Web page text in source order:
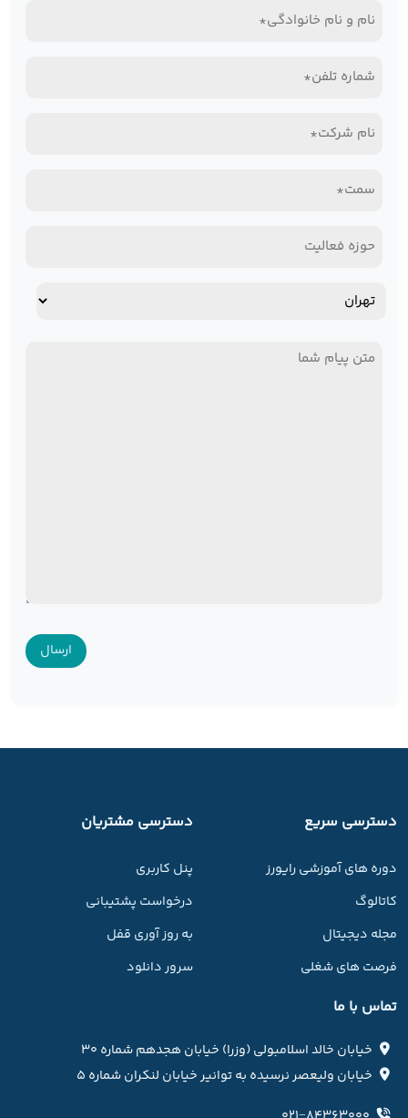
نام
نام
(Required)
تلفن
(Required)نام
(Required)سمت*
حوزه
آدرس
پیام
دسترسی سریع
دوره های آموزشی رایورز
کاتالوگ
مجله دیجیتال
فرصت های شغلی
دسترسی مشتریان
پنل کاربری
درخواست پشتیبانی
به روز آوری قفل
سرور دانلود
تماس با ما
خیابان خالد اسلامبولی (وزرا) خیابان هجدهم شماره ۳۰
خیابان ولیعصر نرسیده به توانیر خیابان لنکران شماره ۵